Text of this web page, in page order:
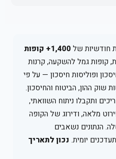
חודשיות של1,400+ קופות
קופות גמל להשקעה, קרנות
ופוליסות חיסכון — על פי
שוק ההון, הביטוח והחיסכון.
ותקבלו ניתוח השוואתי,
מלאה, ודירוג של הקופה
הנתונים נשאבים
יומית. נכון לתאריך